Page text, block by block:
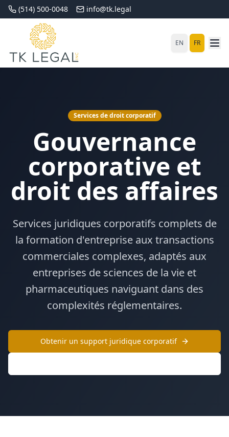
(514) 500-0048 info@tk.legal
EN FR
Services de droit corporatif
Gouvernance
corporative et
droit des affaires
Services juridiques corporatifs complets de
la formation d'entreprise aux transactions
commerciales complexes, adaptés aux
entreprises de sciences de la vie et
pharmaceutiques naviguant dans des
complexités réglementaires.
Obtenir un support juridique corporatif